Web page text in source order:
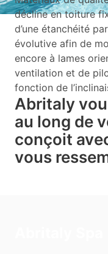
décline en toiture
d’une étanchéité
évolutive afin de
encore à lames
ventilation et de
fonction de
Abritaly
au long de
conçoit
vous